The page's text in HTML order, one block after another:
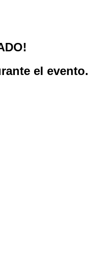
el evento.